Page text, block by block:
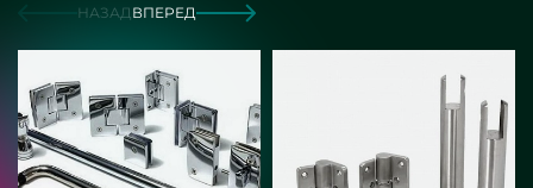
НАЗАДВПЕРЕД